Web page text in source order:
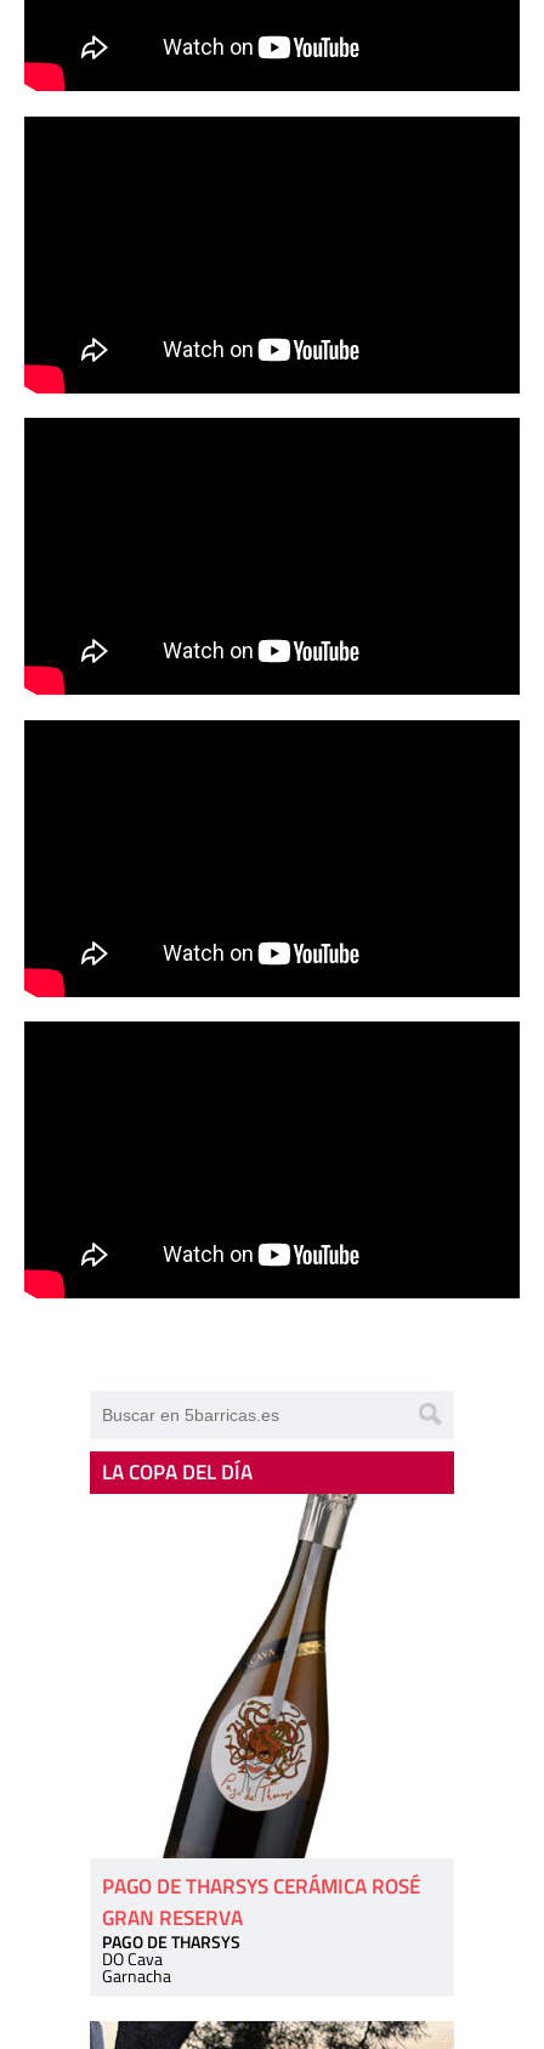
LA COPA DEL DÍA
PAGO DE THARSYS CERÁMICA ROSÉ
GRAN RESERVA
PAGO DE THARSYS
DO Cava
Garnacha